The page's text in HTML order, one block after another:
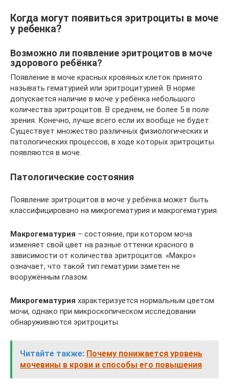
Когда могут появиться эритроциты в моче
у ребенка?
Возможно ли появление эритроцитов в моче
здорового ребёнка?
Появление в моче красных кровяных клеток принято
называть гематурией или эритроцитурией. В норме
допускается наличие в моче у ребёнка небольшого
количества эритроцитов. В среднем, не более 5 в поле
зрения. Конечно, лучше всего если их вообще не будет.
Существует множество различных физиологических и
патологических процессов, в ходе которых эритроциты
появляются в моче.
Патологические состояния
Появление эритроцитов в моче у ребёнка может быть
классифицировано на микрогематурия и макрогематурия.
Макрогематурия – состояние, при котором моча
изменяет свой цвет на разные оттенки красного в
зависимости от количества эритроцитов. «Макро»
означает, что такой тип гематурии заметен не
вооружённым глазом.
Микрогематурия характеризуется нормальным цветом
мочи, однако при микроскопическом исследовании
обнаруживаются эритроциты.
Читайте также: Почему понижается уровень
мочевины в крови и способы его повышения